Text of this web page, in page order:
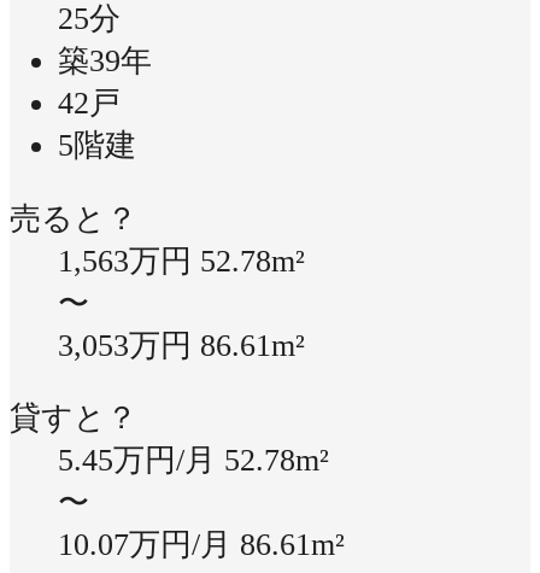
25分
築39年
42戸
5階建
売ると？
1,563万円 52.78m²
〜
3,053万円 86.61m²
貸すと？
5.45万円/月 52.78m²
〜
10.07万円/月 86.61m²